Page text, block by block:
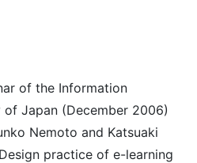
of the Information
of Japan (December 2006)
Nemoto and Katsuaki
practice of e-learning